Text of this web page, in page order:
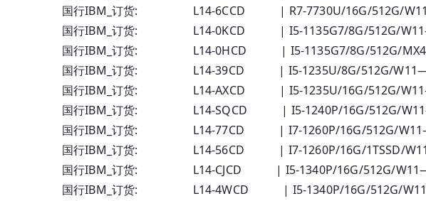
国行IBM_订货: L14-6CCD | R7-7730U/16G/
国行IBM_订货: L14-0KCD | I5-1135G7/8G/
国行IBM_订货: L14-0HCD | I5-1135G7/8G/512G/
国行IBM_订货: L14-39CD | I5-1235U/8G/512G/
国行IBM_订货: L14-AXCD | I5-1235U/16G/
国行IBM_订货: L14-SQCD | I5-1240P/16G/
国行IBM_订货: L14-77CD | I7-1260P/16G/
国行IBM_订货: L14-56CD | I7-1260P/16G/
国行IBM_订货: L14-CJCD | I5-1340P/16G/512G/
国行IBM_订货: L14-4WCD | I5-1340P/16G/